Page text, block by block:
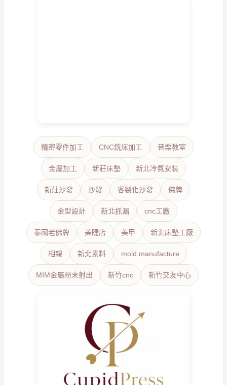
精密零件加工 CNC銑床加工 音樂教室
金屬加工 新莊床墊 新北冷氣安裝
新莊沙發 沙發 客製化沙發 佛牌
金型設計 新北抓漏 cnc工廠
泰國老佛牌 美睫店 美甲 新北床墊工廠
相親 新北素料 mold manufacture
MIM金屬粉末射出 新竹cnc 新竹交友中心